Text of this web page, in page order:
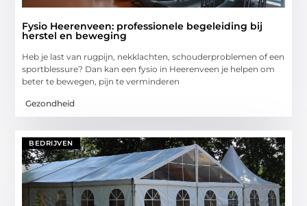
Fysio Heerenveen: professionele begeleiding bij
herstel en beweging
Heb je last van rugpijn, nekklachten, schouderproblemen of een
sportblessure? Dan kan een fysio in Heerenveen je helpen om
beter te bewegen, pijn te verminderen
Gezondheid
BEDRIJVEN